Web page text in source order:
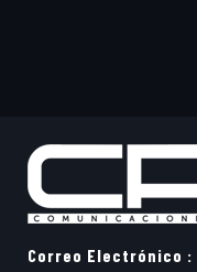
Correo Electrónico :